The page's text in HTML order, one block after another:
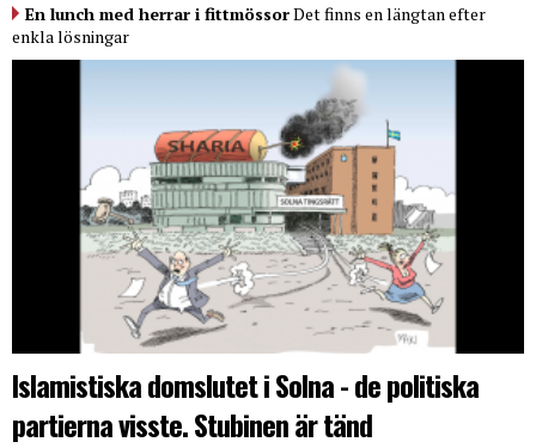
En lunch med herrar i fittmössorDet finns en längtan efter
enkla lösningar
Islamistiska domslutet i Solna - de politiska
partierna visste. Stubinen är tänd